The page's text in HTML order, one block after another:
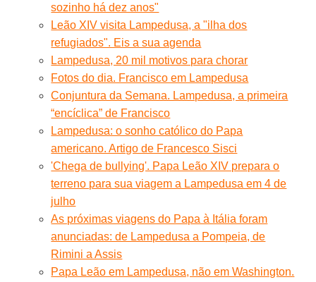
sozinho há dez anos"
Leão XIV visita Lampedusa, a "ilha dos
refugiados". Eis a sua agenda
Lampedusa, 20 mil motivos para chorar
Fotos do dia. Francisco em Lampedusa
Conjuntura da Semana. Lampedusa, a primeira
“encíclica” de Francisco
Lampedusa: o sonho católico do Papa
americano. Artigo de Francesco Sisci
'Chega de bullying'. Papa Leão XIV prepara o
terreno para sua viagem a Lampedusa em 4 de
julho
As próximas viagens do Papa à Itália foram
anunciadas: de Lampedusa a Pompeia, de
Rimini a Assis
Papa Leão em Lampedusa, não em Washington.